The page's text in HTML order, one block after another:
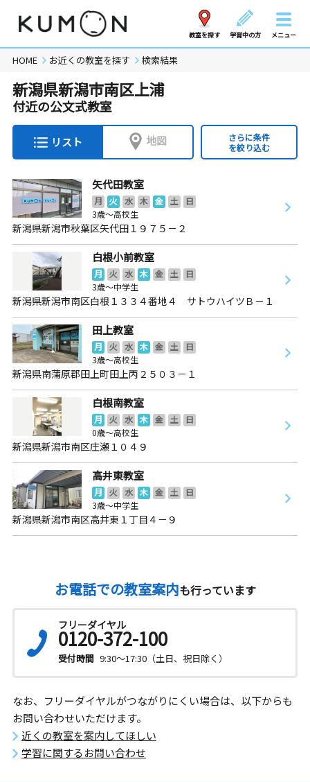
教室を探す 学習中の方 メニュー
HOME お近くの教室を探す 検索結果
新潟県新潟市南区上浦
付近の公文式教室
リスト 地図
さらに条件
を絞り込む
矢代田教室
月 火 水 木 金 土
日
3歳～高校生
新潟県新潟市秋葉区矢代田１９７５－２
白根小前教室
月 火 水 木 金 土
日
3歳～中学生
新潟県新潟市南区白根１３３４番地４ サトウハイツＢ－１
田上教室
月 火 水 木 金 土
日
3歳～高校生
新潟県南蒲原郡田上町田上丙２５０３－１
白根南教室
月 火 水 木 金 土
日
0歳～高校生
新潟県新潟市南区庄瀬１０４９
高井東教室
月 火 水 木 金 土
日
3歳～中学生
新潟県新潟市南区高井東１丁目４－９
お電話での教室案内も行っています
フリーダイヤル
0120-372-100
受付時間 9:30～17:30（土日、祝日除く）
なお、フリーダイヤルがつながりにくい場合は、以下からも
お問い合わせいただけます。
近くの教室を案内してほしい
学習に関するお問い合わせ